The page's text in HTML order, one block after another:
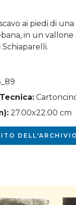
ai piedi di
in un
Schiaparelli.
27.00x22.00 cm